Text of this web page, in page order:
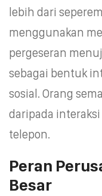
lebih dari
menggunakan
pergeseran
sebagai bentuk
sosial. Orang
daripada
telepon.
Peran
Besar